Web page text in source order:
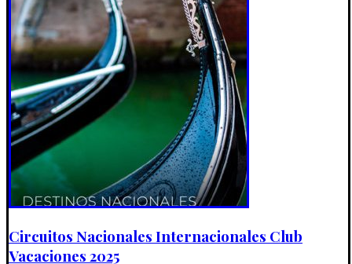
Circuitos Nacionales Internacionales Club
Vacaciones 2025